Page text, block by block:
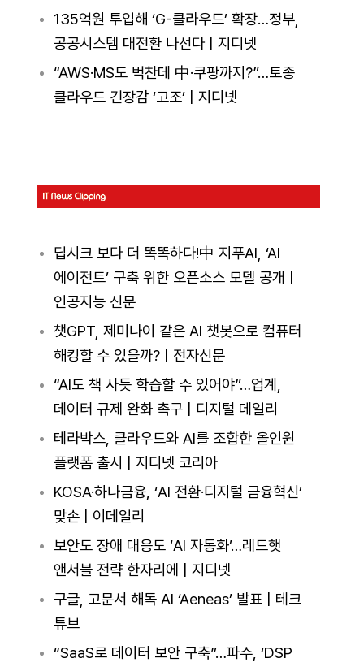
135억원 투입해 ‘G-클라우드’ 확장…정부,
공공시스템 대전환 나선다 | 지디넷
“AWS·MS도 벅찬데 中·쿠팡까지?”…토종
클라우드 긴장감 ‘고조’ | 지디넷
딥시크 보다 더 똑똑하다!中 지푸AI, ‘AI
에이전트’ 구축 위한 오픈소스 모델 공개 |
인공지능 신문
챗GPT, 제미나이 같은 AI 챗봇으로 컴퓨터
해킹할 수 있을까? | 전자신문
“AI도 책 사듯 학습할 수 있어야”…업계,
데이터 규제 완화 촉구 | 디지털 데일리
테라박스, 클라우드와 AI를 조합한 올인원
플랫폼 출시 | 지디넷 코리아
KOSA·하나금융, ‘AI 전환·디지털 금융혁신’
맞손 | 이데일리
보안도 장애 대응도 ‘AI 자동화’…레드햇
앤서블 전략 한자리에 | 지디넷
구글, 고문서 해독 AI ‘Aeneas’ 발표 | 테크
튜브
“SaaS로 데이터 보안 구축”…파수, ‘DSP